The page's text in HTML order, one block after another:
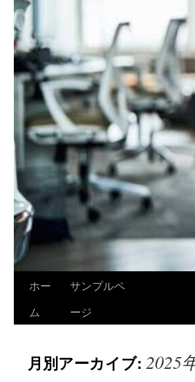
ホー
ム
サンプルペ
ージ
月別アーカイブ: 2025